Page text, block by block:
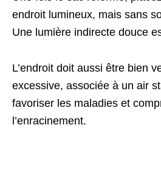
endroit lumineux, mais sans
Une lumière indirecte douce
L’endroit doit aussi être bien
excessive, associée à un air
favoriser les maladies et
l’enracinement.